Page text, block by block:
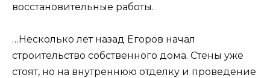
восстановительные работы.
…Несколько лет назад Егоров начал
строительство собственного дома. Стены уже
стоят, но на внутреннюю отделку и проведение